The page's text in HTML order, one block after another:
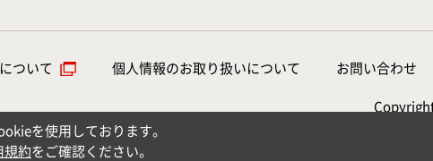
ついて 個人情報のお取り扱いについて お問い合わせ
を使用しております。
規約をご確認ください。